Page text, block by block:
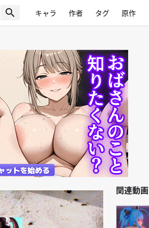
search キャラ 作者 タグ 原作
関連動画